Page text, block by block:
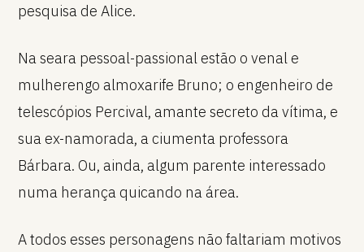
pesquisa de Alice.
Na seara pessoal-passional estão o venal e
mulherengo almoxarife Bruno; o engenheiro de
telescópios Percival, amante secreto da vítima, e
sua ex-namorada, a ciumenta professora
Bárbara. Ou, ainda, algum parente interessado
numa herança quicando na área.
A todos esses personagens não faltariam motivos